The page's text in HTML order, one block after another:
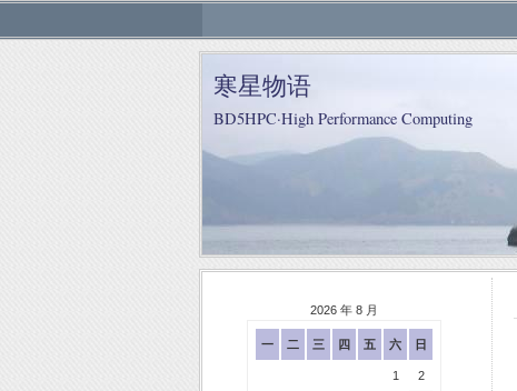
寒星物语
BD5HPC·High Performance Computing
2026 年 8 月
一 二 三 四 五 六 日
1 2